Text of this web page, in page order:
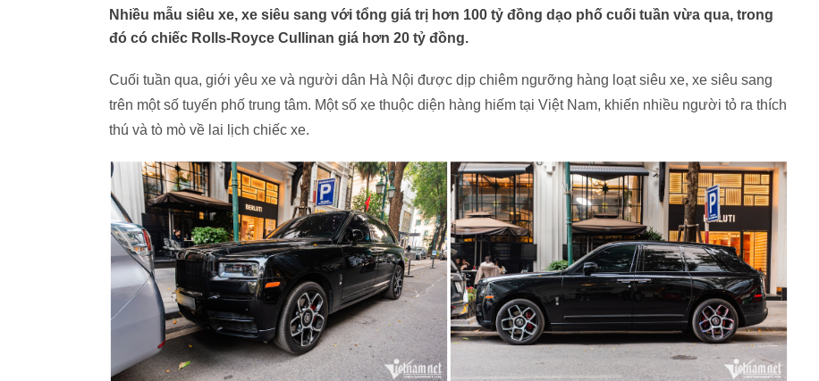
Nhiều mẫu siêu xe, xe siêu sang với tổng giá trị hơn 100 tỷ đồng dạo phố cuối tuần vừa qua, trong
đó có chiếc Rolls-Royce Cullinan giá hơn 20 tỷ đồng.
Cuối tuần qua, giới yêu xe và người dân Hà Nội được dịp chiêm ngưỡng hàng loạt siêu xe, xe siêu sang
trên một số tuyến phố trung tâm. Một số xe thuộc diện hàng hiếm tại Việt Nam, khiến nhiều người tỏ ra thích
thú và tò mò về lai lịch chiếc xe.